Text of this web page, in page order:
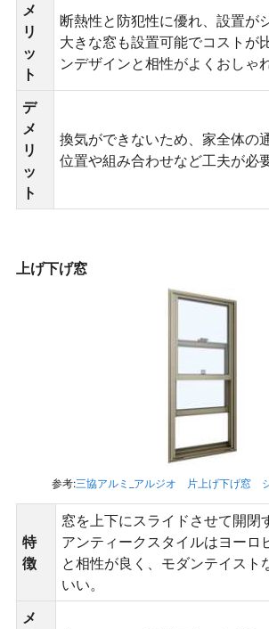
メ
リ
ッ
ト
断熱性と防犯性に優れ、設置が
大きな窓も設置可能でコストが
ンデザインと相性がよくおしゃれ
デ
メ
リ
ッ
ト
換気ができないため、家全体の
位置や組み合わせなど工夫が必要
上げ下げ窓
参考:三協アルミ_アルジオ 片上げ下げ窓
特
徴
窓を上下にスライドさせて開閉
アンティークスタイルはヨーロ
と相性が良く、モダンテイスト
いい。
メ